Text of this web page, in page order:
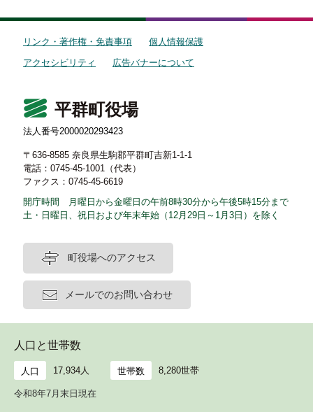
リンク・著作権・免責事項
個人情報保護
アクセシビリティ
広告バナーについて
平群町役場
法人番号2000020293423
〒636-8585 奈良県生駒郡平群町吉新1-1-1
電話：0745-45-1001（代表）
ファクス：0745-45-6619
開庁時間 月曜日から金曜日の午前8時30分から午後5時15分まで
土・日曜日、祝日および年末年始（12月29日～1月3日）を除く
町役場へのアクセス
メールでのお問い合わせ
人口と世帯数
人口 17,934人 世帯数 8,280世帯
令和8年7月末日現在